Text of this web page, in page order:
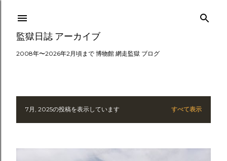
スキップしてメイン コンテンツに移動
監獄日誌 アーカイブ
2008年〜2026年2月頃まで 博物館 網走監獄 ブログ
投7月, 2025の投稿を表示しています すべて表示